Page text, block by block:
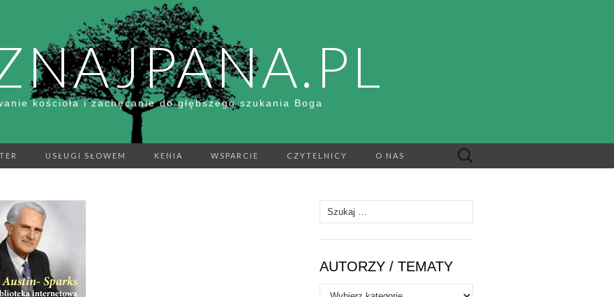
kościoła i zachęcanie do głębszego szukania Boga
USŁUGI SŁOWEM KENIA WSPARCIE CZYTELNICY O NAS Szukaj:
Szukaj:
AUTORZY / TEMATY
Autorzy